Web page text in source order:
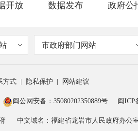
开放 数据发布 政府公
市政府部门网站
方式 隐私保护 网站建议
闽公网安备：35080202350889号 闽ICP
中文域名：福建省龙岩市人民政府办公